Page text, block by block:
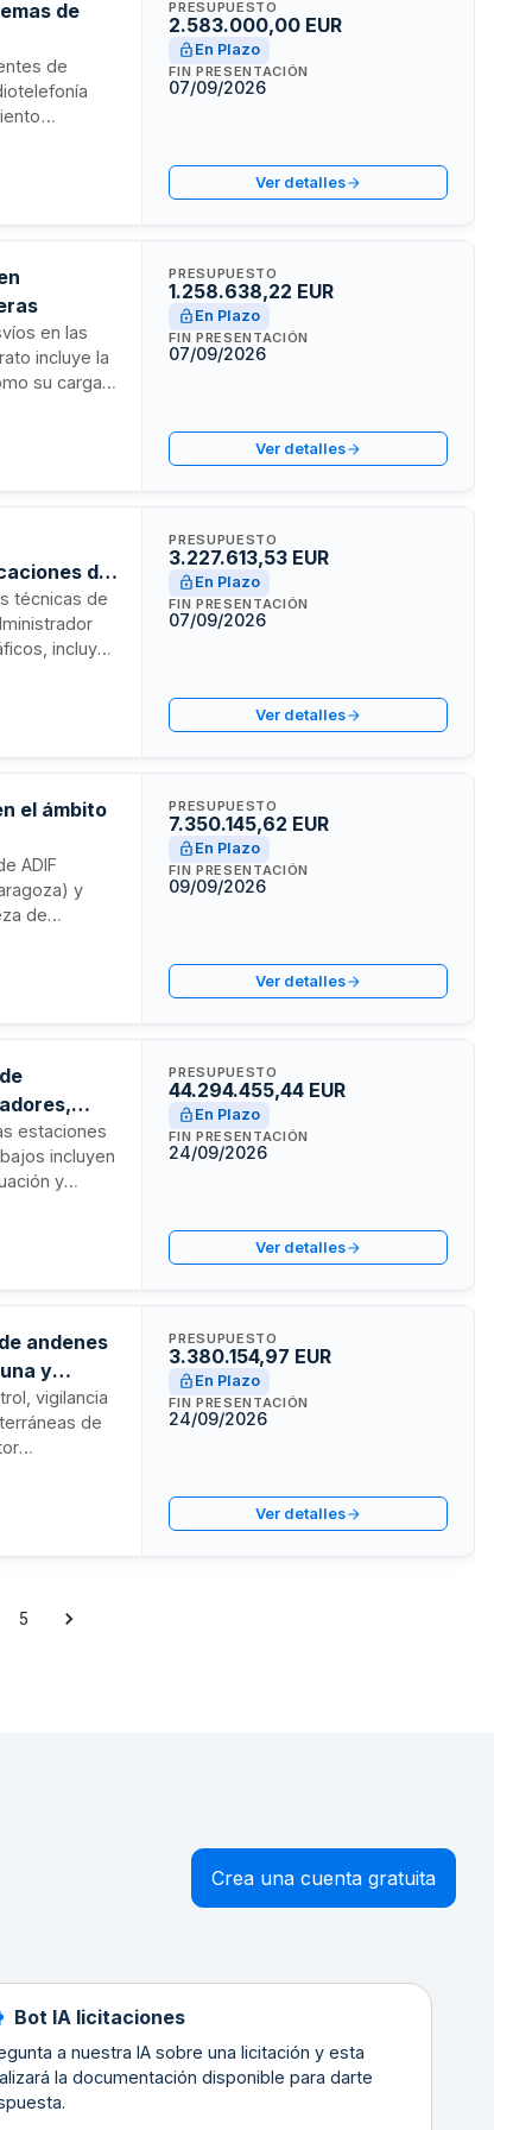
de
de
PRESUPUESTO
2.583.000,00 EUR
En Plazo
FIN PRESENTACIÓN
07/09/2026
Ver detalles
en las
incluye la
su carga y
PRESUPUESTO
1.258.638,22 EUR
En Plazo
FIN PRESENTACIÓN
07/09/2026
Ver detalles
de
técnicas de
incluye
PRESUPUESTO
3.227.613,53 EUR
En Plazo
FIN PRESENTACIÓN
07/09/2026
Ver detalles
el ámbito
ADIF
y
de
PRESUPUESTO
7.350.145,62 EUR
En Plazo
FIN PRESENTACIÓN
09/09/2026
Ver detalles
estaciones
incluyen
y
PRESUPUESTO
44.294.455,44 EUR
En Plazo
FIN PRESENTACIÓN
24/09/2026
Ver detalles
andenes
y
vigilancia
de
PRESUPUESTO
3.380.154,97 EUR
En Plazo
FIN PRESENTACIÓN
24/09/2026
Ver detalles
5
Crea una cuenta gratuita
Bot IA licitaciones
a nuestra IA sobre una licitación y esta
la documentación disponible para darte